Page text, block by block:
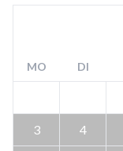
MO DI
3 4